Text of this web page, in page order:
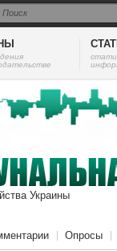
Украины
Опросы